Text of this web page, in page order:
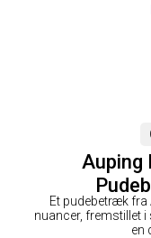
Auping
Et pudebetræk
nuancer, fremstillet
en